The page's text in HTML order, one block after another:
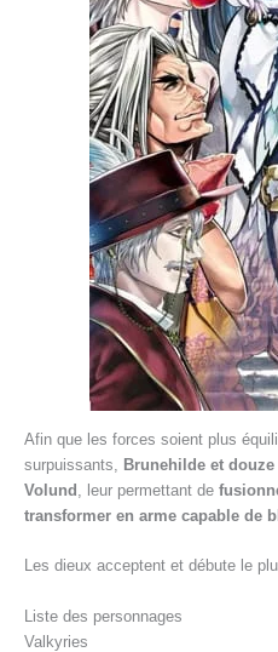
Afin que les forces soient plus
surpuissants,
Brunehilde et
Volund
, leur permettant de
transformer en arme capable de
Les dieux acceptent et débute le
Liste des personnages
Valkyries